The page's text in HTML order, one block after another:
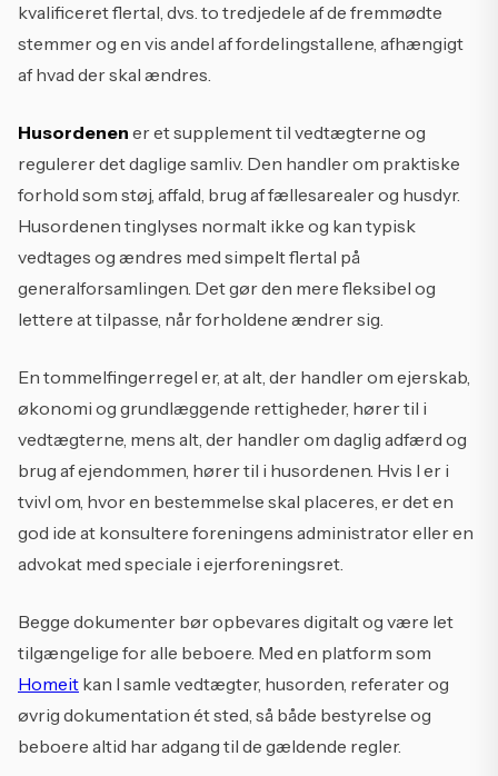
kvalificeret flertal, dvs. to tredjedele af de fremmødte
stemmer og en vis andel af fordelingstallene, afhængigt
af hvad der skal ændres.
Husordenen er et supplement til vedtægterne og
regulerer det daglige samliv. Den handler om praktiske
forhold som støj, affald, brug af fællesarealer og husdyr.
Husordenen tinglyses normalt ikke og kan typisk
vedtages og ændres med simpelt flertal på
generalforsamlingen. Det gør den mere fleksibel og
lettere at tilpasse, når forholdene ændrer sig.
En tommelfingerregel er, at alt, der handler om ejerskab,
økonomi og grundlæggende rettigheder, hører til i
vedtægterne, mens alt, der handler om daglig adfærd og
brug af ejendommen, hører til i husordenen. Hvis I er i
tvivl om, hvor en bestemmelse skal placeres, er det en
god ide at konsultere foreningens administrator eller en
advokat med speciale i ejerforeningsret.
Begge dokumenter bør opbevares digitalt og være let
tilgængelige for alle beboere. Med en platform som
Homeit kan I samle vedtægter, husorden, referater og
øvrig dokumentation ét sted, så både bestyrelse og
beboere altid har adgang til de gældende regler.